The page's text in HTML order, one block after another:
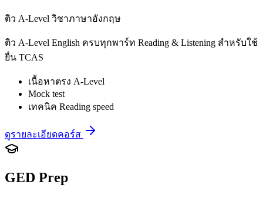
ติว A-Level วิชาภาษาอังกฤษ
ติว A-Level English ครบทุกพาร์ท Reading & Listening สำหรับใช้
ยื่น TCAS
เนื้อหาตรง A-Level
Mock test
เทคนิค Reading speed
ดูรายละเอียดคอร์ส
GED Prep